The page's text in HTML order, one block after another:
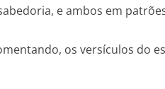
e ambos em
os versículos do